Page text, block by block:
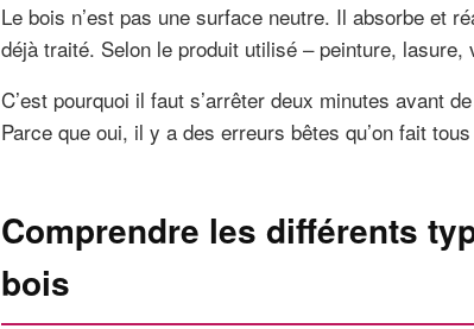
Le bois n’est pas une surface neutre. Il absorbe et
déjà traité. Selon le produit utilisé – peinture,
C’est pourquoi il faut s’arrêter deux minutes avant
Parce que oui, il y a des erreurs bêtes qu’on fait
Comprendre les différents
bois